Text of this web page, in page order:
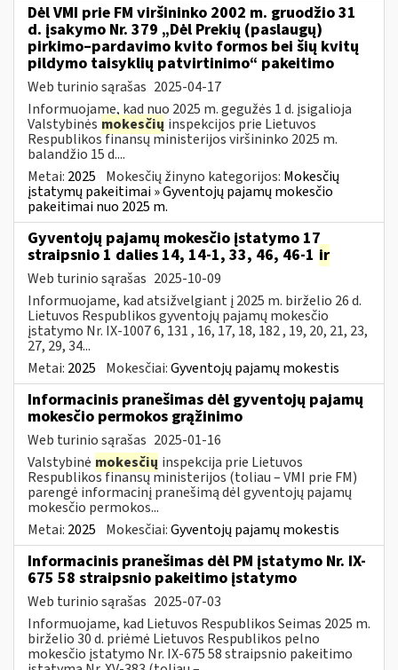
Dėl VMI prie FM viršininko 2002 m. gruodžio 31
d. įsakymo Nr. 379 „Dėl Prekių (paslaugų)
pirkimo–pardavimo kvito formos bei šių kvitų
pildymo taisyklių patvirtinimo“ pakeitimo
Web turinio sąrašas 2025-04-17
Informuojame, kad nuo 2025 m. gegužės 1 d. įsigalioja
Valstybinės mokesčių inspekcijos prie Lietuvos
Respublikos finansų ministerijos viršininko 2025 m.
balandžio 15 d....
Metai: 2025 Mokesčių žinyno kategorijos: Mokesčių
įstatymų pakeitimai » Gyventojų pajamų mokesčio
pakeitimai nuo 2025 m.
Gyventojų pajamų mokesčio įstatymo 17
straipsnio 1 dalies 14, 14-1, 33, 46, 46-1 ir
Web turinio sąrašas 2025-10-09
Informuojame, kad atsižvelgiant į 2025 m. birželio 26 d.
Lietuvos Respublikos gyventojų pajamų mokesčio
įstatymo Nr. IX-1007 6, 131 , 16, 17, 18, 182 , 19, 20, 21, 23,
27, 29, 34...
Metai: 2025 Mokesčiai:Gyventojų pajamų mokestis
Informacinis pranešimas dėl gyventojų pajamų
mokesčio permokos grąžinimo
Web turinio sąrašas 2025-01-16
Valstybinė mokesčių inspekcija prie Lietuvos
Respublikos finansų ministerijos (toliau – VMI prie FM)
parengė informacinį pranešimą dėl gyventojų pajamų
mokesčio permokos...
Metai: 2025 Mokesčiai:Gyventojų pajamų mokestis
Informacinis pranešimas dėl PM įstatymo Nr. IX-
675 58 straipsnio pakeitimo įstatymo
Web turinio sąrašas 2025-07-03
Informuojame, kad Lietuvos Respublikos Seimas 2025 m.
birželio 30 d. priėmė Lietuvos Respublikos pelno
mokesčio įstatymo Nr. IX-675 58 straipsnio pakeitimo